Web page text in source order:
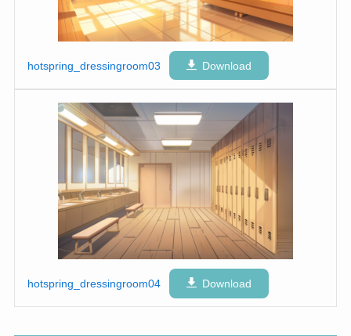
hotspring_dressingroom03 Download
hotspring_dressingroom04 Download